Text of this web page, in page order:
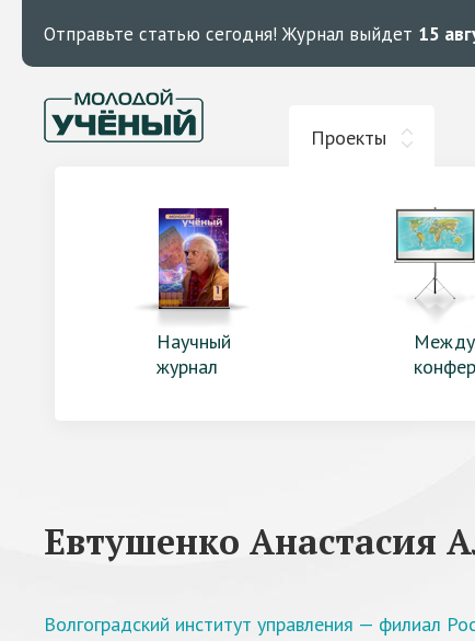
Отправьте статью сегодня! Журнал выйдет 15
Проекты
Научный
журнал
Евтушенко Анастасия
Волгоградский институт управления — филиал